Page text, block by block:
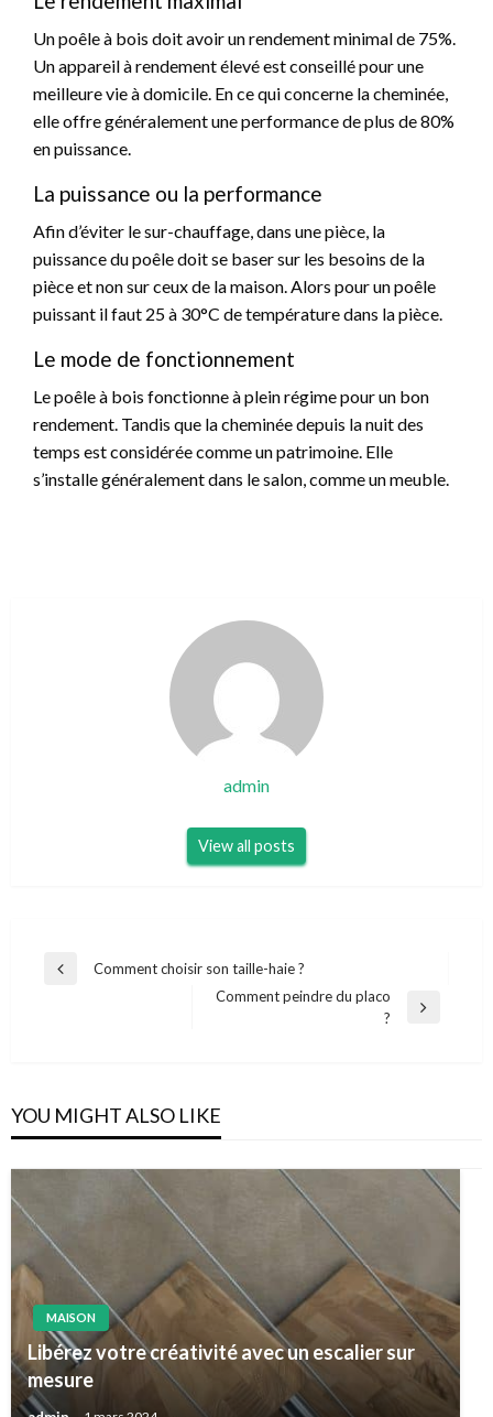
Un poêle à bois doit avoir un rendement minimal de 75%.
Un appareil à rendement élevé est conseillé pour une
meilleure vie à domicile. En ce qui concerne la cheminée,
elle offre généralement une performance de plus de 80%
en puissance.
La puissance ou la performance
Afin d’éviter le sur-chauffage, dans une pièce, la
puissance du poêle doit se baser sur les besoins de la
pièce et non sur ceux de la maison. Alors pour un poêle
puissant il faut 25 à 30°C de température dans la pièce.
Le mode de fonctionnement
Le poêle à bois fonctionne à plein régime pour un bon
rendement. Tandis que la cheminée depuis la nuit des
temps est considérée comme un patrimoine. Elle
s’installe généralement dans le salon, comme un meuble.
admin
View all posts
Navigation
Previous
Comment choisir son taille-haie ?
Comment peindre du placo
?
YOU MIGHT ALSO LIKE
MAISON
Libérez votre créativité avec un escalier sur
mesure